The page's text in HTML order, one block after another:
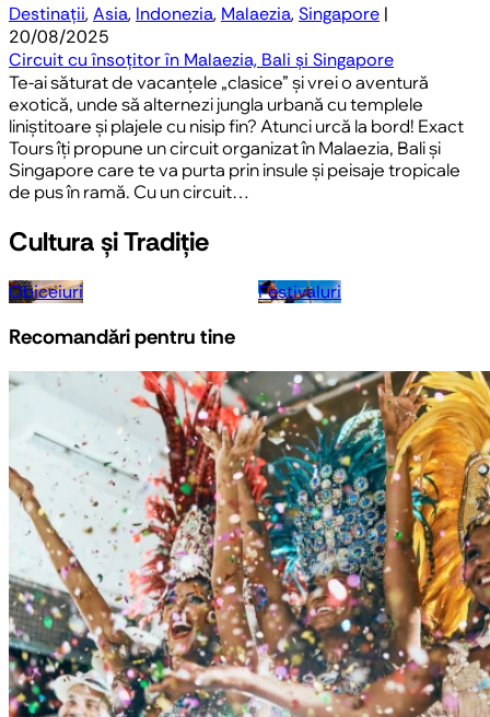
Destinații,Asia, Indonezia, Malaezia,Singapore |
20/08/2025
Circuit cu însoțitor în Malaezia, Bali și Singapore
Te-ai săturat de vacanțele „clasice” și vrei o aventură
exotică, unde să alternezi jungla urbană cu templele
liniștitoare și plajele cu nisip fin? Atunci urcă la bord! Exact
Tours îți propune un circuit organizat în Malaezia, Bali și
Singapore care te va purta prin insule și peisaje tropicale
de pus în ramă. Cu un circuit…
Cultura și Tradiție
Obiceiuri Festivaluri
Recomandări pentru tine